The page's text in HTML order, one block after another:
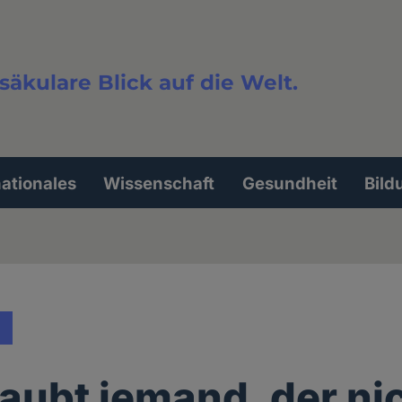
Blick auf die Welt.
Wissenschaft Gesundheit